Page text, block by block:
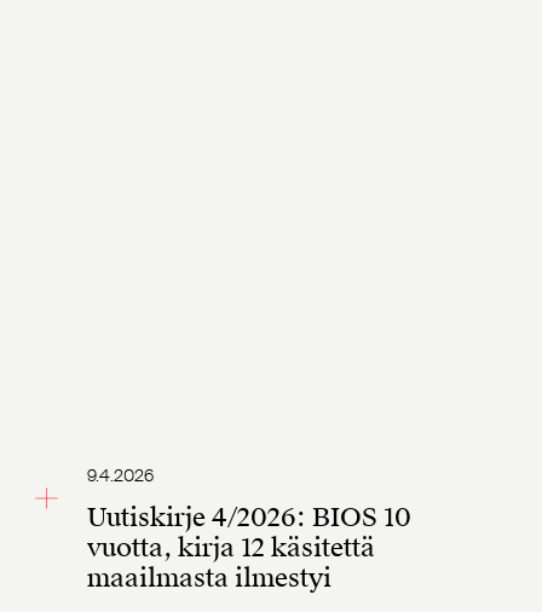
9.4.2026
Uutiskirje 4/2026: BIOS 10
vuotta, kirja 12 käsitettä
maailmasta ilmestyi